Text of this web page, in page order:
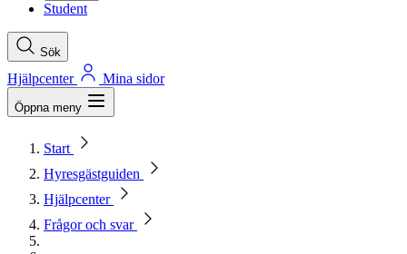
Student
Sök
Hjälpcenter Mina sidor
Öppna meny
Start
Hyresgästguiden
Hjälpcenter
Frågor och svar